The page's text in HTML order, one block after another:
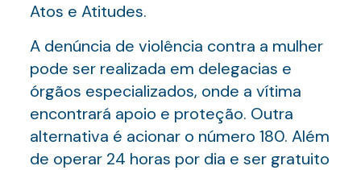
Atos e Atitudes.
A denúncia de violência contra a mulher
pode ser realizada em delegacias e
órgãos especializados, onde a vítima
encontrará apoio e proteção. Outra
alternativa é acionar o número 180. Além
de operar 24 horas por dia e ser gratuito